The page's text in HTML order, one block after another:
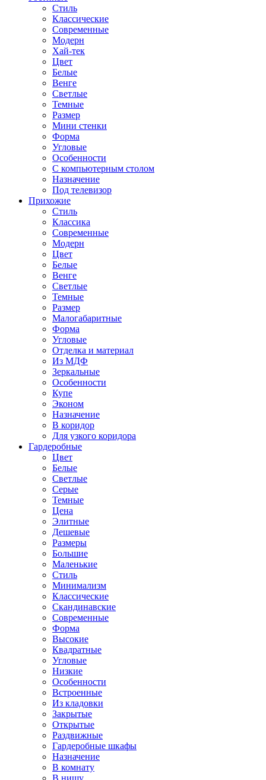
Стиль
Классические
Современные
Модерн
Хай-тек
Цвет
Белые
Венге
Светлые
Темные
Размер
Мини стенки
Форма
Угловые
Особенности
С компьютерным столом
Назначение
Под телевизор
Прихожие
Стиль
Классика
Современные
Модерн
Цвет
Белые
Венге
Светлые
Темные
Размер
Малогабаритные
Форма
Угловые
Отделка и материал
Из МДФ
Зеркальные
Особенности
Купе
Эконом
Назначение
В коридор
Для узкого коридора
Гардеробные
Цвет
Белые
Светлые
Серые
Темные
Цена
Элитные
Дешевые
Размеры
Большие
Маленькие
Стиль
Минимализм
Классические
Скандинавские
Современные
Форма
Высокие
Квадратные
Угловые
Низкие
Особенности
Встроенные
Из кладовки
Закрытые
Открытые
Раздвижные
Гардеробные шкафы
Назначение
В комнату
В нишу